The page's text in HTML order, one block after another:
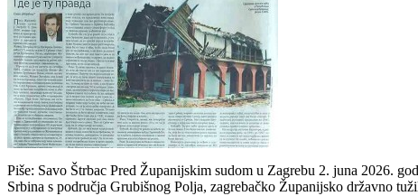
Piše: Savo Štrbac Pred Žu­pa­nij­skim su­dom u Za­gre­bu 2. ju­na 2026.
Sr­bi­na s pod­ruč­ja Gru­bi­šnog Po­lja, za­gre­bač­ko Žu­pa­nij­sko dr­žav­no